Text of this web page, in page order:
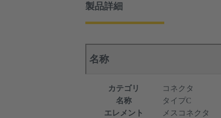
製品詳細
名称
カテゴリ
コネクタ
名称
タイプC
エレメント
メスコネクタ